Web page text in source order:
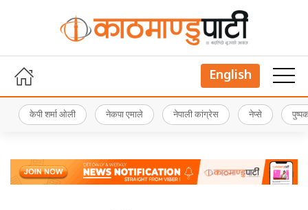
English
केपी शर्मा ओली नेकपा एमाले नेपाली कांग्रेस नेप्से